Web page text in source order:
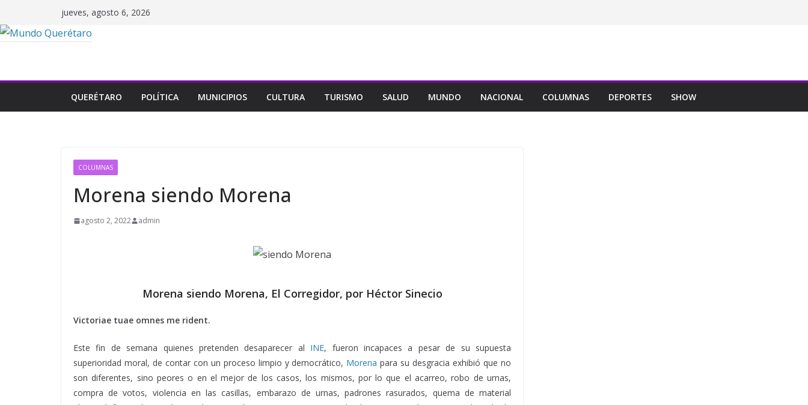
al
contenido
jueves, agosto 6, 2026
QUERÉTARO POLÍTICA MUNICIPIOS CULTURA TURISMO SALUD MUNDO NACIONAL COLUMNAS DEPORTES SHOW
COLUMNAS
Morena siendo Morena
agosto 2, 2022 admin
Morena siendo Morena, El Corregidor, por Héctor Sinecio
Victoriae tuae omnes me rident.
Este fin de semana quienes pretenden desaparecer al INE, fueron incapaces a pesar de su supuesta
superioridad moral, de contar con un proceso limpio y democrático, Morena para su desgracia exhibió que no
son diferentes, sino peores o en el mejor de los casos, los mismos, por lo que el acarreo, robo de urnas,
compra de votos, violencia en las casillas, embarazo de urnas, padrones rasurados, quema de material